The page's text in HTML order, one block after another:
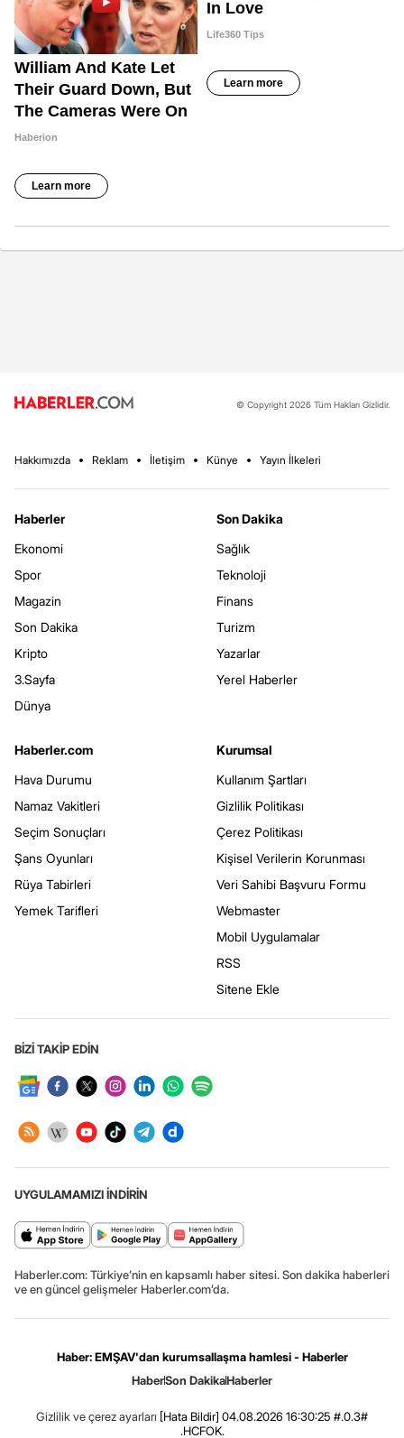
© Copyright 2026 Tüm Hakları Gizlidir.
Hakkımızda Reklam İletişim Künye Yayın İlkeleri
Haberler
Ekonomi
Spor
Magazin
Son Dakika
Kripto
3.Sayfa
Dünya
Son Dakika
Sağlık
Teknoloji
Finans
Turizm
Yazarlar
Yerel Haberler
Haberler.com
Hava Durumu
Namaz Vakitleri
Seçim Sonuçları
Şans Oyunları
Rüya Tabirleri
Yemek Tarifleri
Kurumsal
Kullanım Şartları
Gizlilik Politikası
Çerez Politikası
Kişisel Verilerin Korunması
Veri Sahibi Başvuru Formu
Webmaster
Mobil Uygulamalar
RSS
Sitene Ekle
BİZİ TAKİP EDİN
UYGULAMAMIZI İNDİRİN
Haberler.com: Türkiye’nin en kapsamlı haber sitesi. Son dakika haberleri
ve en güncel gelişmeler Haberler.com’da.
Haber: EMŞAV'dan kurumsallaşma hamlesi - Haberler
HaberSon DakikaHaberler
Gizlilik ve çerez ayarları [Hata Bildir] 04.08.2026 16:30:25 #.0.3#
.HCFOK.